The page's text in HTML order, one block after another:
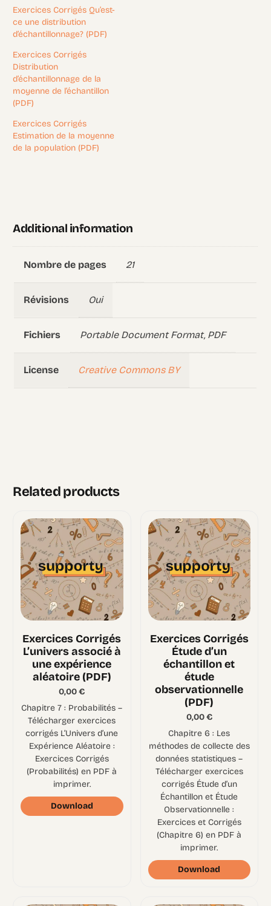
Exercices Corrigés Qu’est-
ce une distribution
d’échantillonnage? (PDF)
Exercices Corrigés
Distribution
d’échantillonnage de la
moyenne de l’échantillon
(PDF)
Exercices Corrigés
Estimation de la moyenne
de la population (PDF)
Additional information
Nombre de pages 21
Révisions Oui
Fichiers Portable Document Format, PDF
License Creative Commons BY
Related products
Exercices Corrigés
L’univers associé à
une expérience
aléatoire (PDF)
0,00€
Chapitre 7 : Probabilités –
Télécharger exercices
corrigés L’Univers d’une
Expérience Aléatoire :
Exercices Corrigés
(Probabilités) en PDF à
imprimer.
Download
Exercices Corrigés
Étude d’un
échantillon et
étude
observationnelle
(PDF)
0,00€
Chapitre 6 : Les
méthodes de collecte des
données statistiques –
Télécharger exercices
corrigés Étude d’un
Échantillon et Étude
Observationnelle :
Exercices et Corrigés
(Chapitre 6) en PDF à
imprimer.
Download